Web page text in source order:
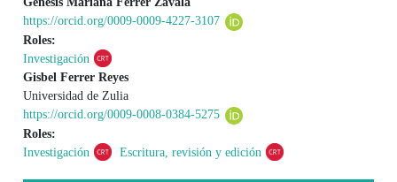
https://orcid.org/0009-0009-4227-3107
Roles:
Investigación
Gisbel Ferrer Reyes
Universidad de Zulia
https://orcid.org/0009-0008-0384-5275
Roles:
Investigación
Escritura, revisión y edición